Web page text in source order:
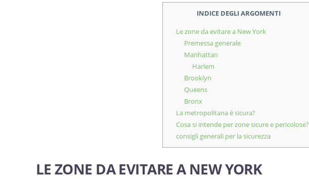
INDICE DEGLI ARGOMENTI
Le zone da evitare a New York
Premessa generale
Manhattan
Harlem
Brooklyn
Queens
Bronx
La metropolitana è sicura?
Cosa si intende per zone sicure e pericolose?
consigli generali per la sicurezza
LE ZONE DA EVITARE A NEW YORK